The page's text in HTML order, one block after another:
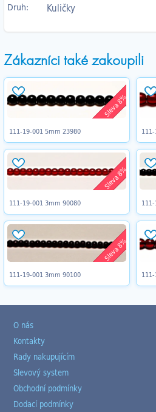
Druh: Kuličky
Zákazníci také zakoupili
Sleva 8%
111-19-001 5mm 23980
Sleva 8%
111-19-001 3mm 90080
Sleva 8%
111-19-001 3mm 90100
O nás
Kontakty
Rady nakupujícím
Slevový system
Obchodní podmínky
Dodací podmínky